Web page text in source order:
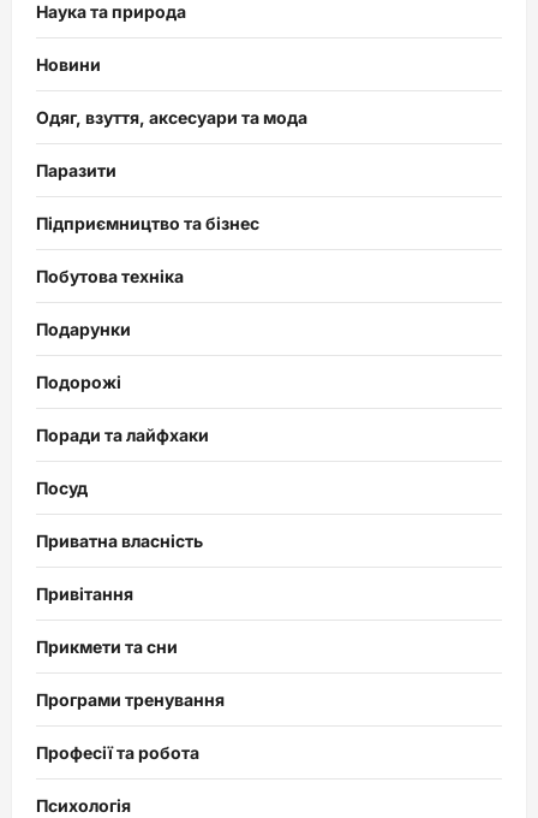
Наука та природа
Новини
Одяг, взуття, аксесуари та мода
Паразити
Підприємництво та бізнес
Побутова техніка
Подарунки
Подорожі
Поради та лайфхаки
Посуд
Приватна власність
Привітання
Прикмети та сни
Програми тренування
Професії та робота
Психологія